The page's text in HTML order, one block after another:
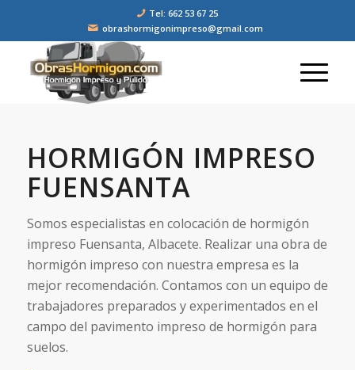
Tel: 662 53 67 25
obrashormigonimpreso@gmail.com
HORMIGÓN IMPRESO
FUENSANTA
Somos especialistas en colocación de hormigón
impreso Fuensanta, Albacete. Realizar una obra de
hormigón impreso con nuestra empresa es la
mejor recomendación. Contamos con un equipo de
trabajadores preparados y experimentados en el
campo del pavimento impreso de hormigón para
suelos.